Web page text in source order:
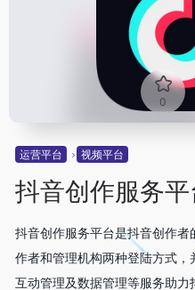
0
运营平台 视频平台
抖音创作服务平
抖音创作服务平台是抖音创作
作者和管理机构两种登陆方式，
互动管理及数据管理等服务助力